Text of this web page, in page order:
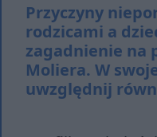
Przyczyny
rodzicami a
zagadnienie na
Moliera. W
uwzględnij